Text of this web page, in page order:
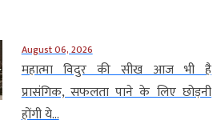
August 06, 2026
महात्मा विदुर की सीख आज भी है
प्रासंगिक, सफलता पाने के लिए छोड़नी
होंगी ये...